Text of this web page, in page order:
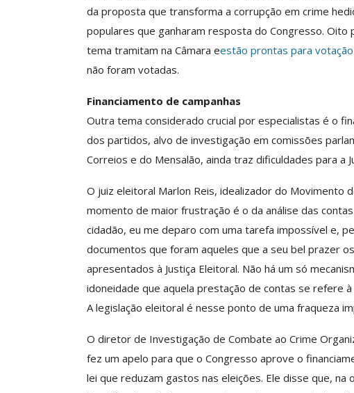
da proposta que transforma a corrupção em crime
populares que ganharam resposta do Congresso.
tema tramitam na Câmara eestão prontas para votação
não foram votadas.
Financiamento de campanhas
Outra tema considerado crucial por especialistas é o
dos partidos, alvo de investigação em comissões
Correios e do Mensalão, ainda traz dificuldades para a
O juiz eleitoral Marlon Reis, idealizador do Movimento
momento de maior frustração é o da análise das
cidadão, eu me deparo com uma tarefa impossível e,
documentos que foram aqueles que a seu bel prazer
apresentados à Justiça Eleitoral. Não há um só
idoneidade que aquela prestação de contas se refere
A legislação eleitoral é nesse ponto de uma fraqueza
O diretor de Investigação de Combate ao Crime
fez um apelo para que o Congresso aprove o
lei que reduzam gastos nas eleições. Ele disse que,
O Futuro Da Nossa Carreira
Debate